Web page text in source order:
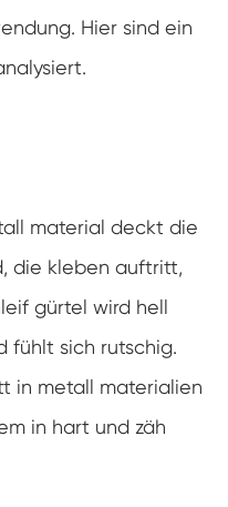
Hier sind ein
material deckt die
die kleben auftritt,
gürtel wird hell
fühlt sich rutschig.
in metall materialien
in hart und zäh